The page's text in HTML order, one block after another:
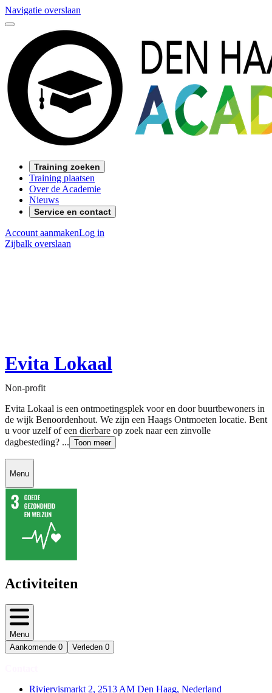
Navigatie overslaan
Training zoeken
Training plaatsen
Over de Academie
Nieuws
Service en contact
Account aanmakenLog in
Zijbalk overslaan
Evita Lokaal
Non-profit
Evita Lokaal is een ontmoetingsplek voor en door buurtbewoners in
de wijk Benoordenhout. We zijn een Haags Ontmoeten locatie. Bent
u voor uzelf of een dierbare op zoek naar een zinvolle
dagbesteding? ... Toon meer
Menu
Activiteiten
Menu
Aankomende 0 Verleden 0
Riviervismarkt 2, 2513 AM Den Haag, Nederland